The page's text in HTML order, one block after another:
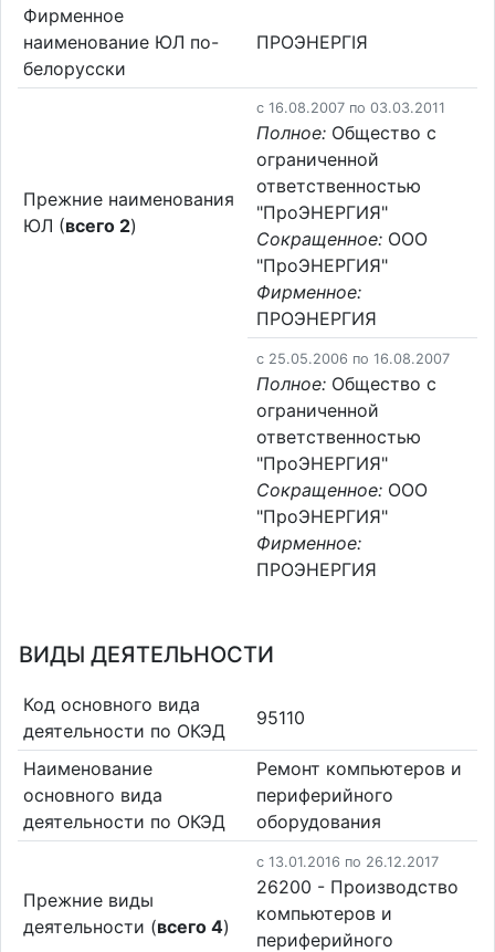
Фирменное
наименование ЮЛ по-
белорусски
ПРОЭНЕРГIЯ
Прежние наименования
ЮЛ (всего 2)
c 16.08.2007 по 03.03.2011
Полное: Общество с
ограниченной
ответственностью
"ПроЭНЕРГИЯ"
Сокращенное: ООО
"ПроЭНЕРГИЯ"
Фирменное:
ПРОЭНЕРГИЯ
c 25.05.2006 по 16.08.2007
Полное: Общество с
ограниченной
ответственностью
"ПроЭНЕРГИЯ"
Сокращенное: ООО
"ПроЭНЕРГИЯ"
Фирменное:
ПРОЭНЕРГИЯ
ВИДЫ ДЕЯТЕЛЬНОСТИ
Код основного вида
деятельности по ОКЭД
95110
Наименование
основного вида
деятельности по ОКЭД
Ремонт компьютеров и
периферийного
оборудования
Прежние виды
деятельности (всего 4)
c 13.01.2016 по 26.12.2017
26200 - Производство
компьютеров и
периферийного